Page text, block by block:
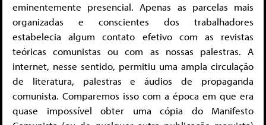
eminentemente presencial. Apenas as parcelas mais
organizadas e conscientes dos trabalhadores
estabelecia algum contato efetivo com as revistas
teóricas comunistas ou com as nossas palestras. A
internet, nesse sentido, permitiu uma ampla circulação
de literatura, palestras e áudios de propaganda
comunista. Comparemos isso com a época em que era
quase impossível obter uma cópia do Manifesto